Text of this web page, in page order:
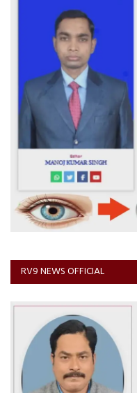
RV9 NEWS OFFICIAL